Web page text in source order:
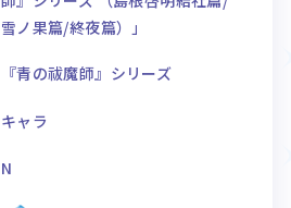
雪ノ果篇/終夜篇）」
『青の祓魔師』シリーズ
キャラ
N